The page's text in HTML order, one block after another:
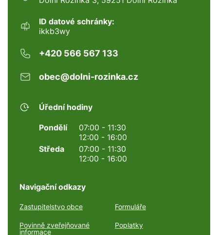
ID datové schránky:
ikkb3wy
+420 566 567 133
obec@dolni-rozinka.cz
Úřední hodiny
Pondělí
07:00 - 11:30
12:00 - 16:00
Středa
07:00 - 11:30
12:00 - 16:00
Navigační odkazy
Zastupitelstvo obce Formuláře
Povinně zveřejňované
informace
Poplatky